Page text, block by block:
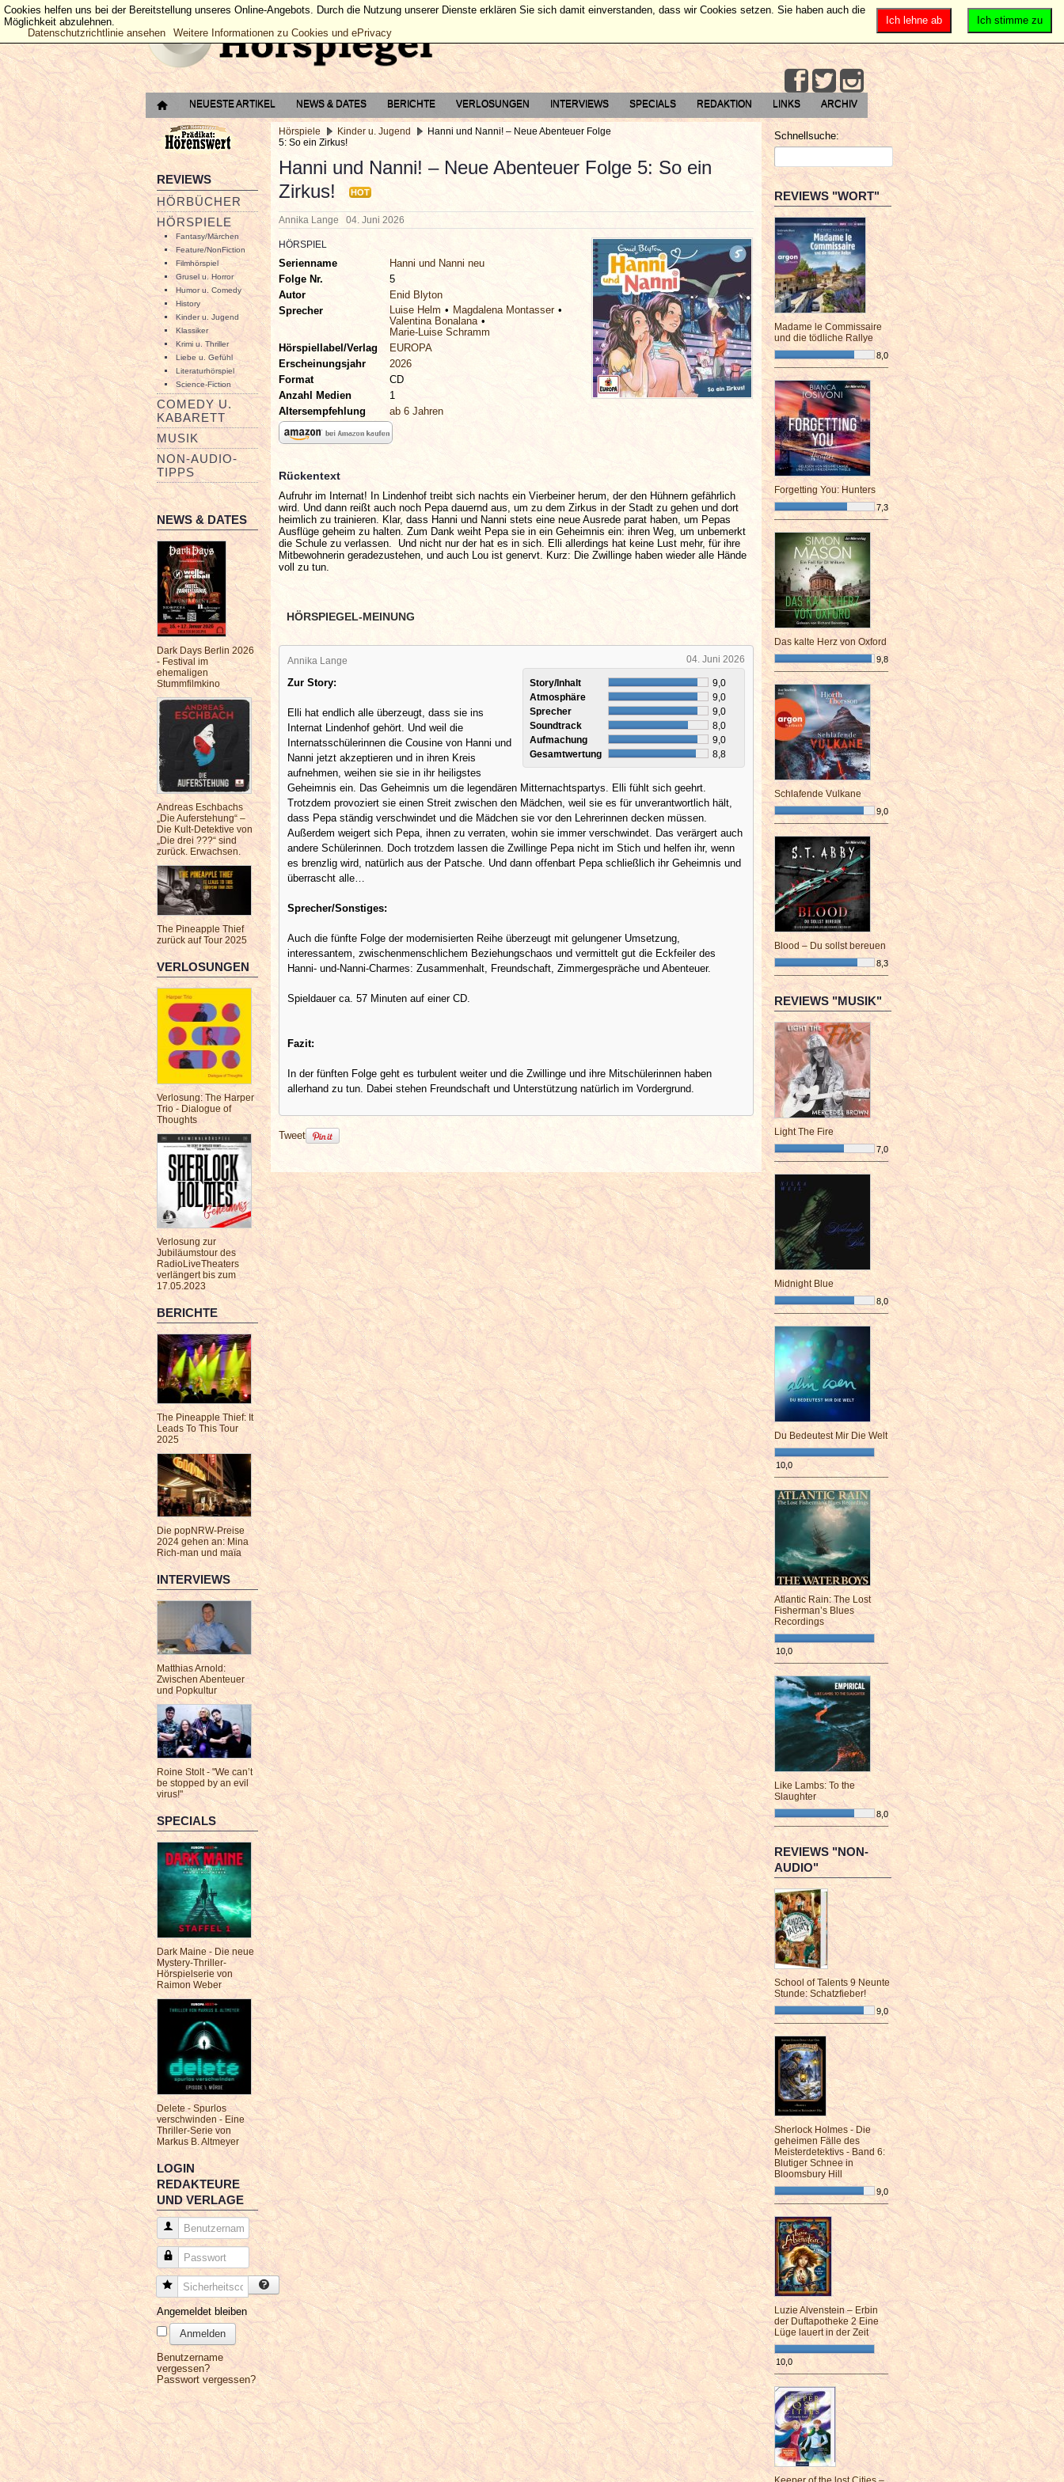
NEUESTE ARTIKEL NEWS & DATES BERICHTE VERLOSUNGEN INTERVIEWS SPECIALS REDAKTION LINKS ARCHIV
REVIEWS
HÖRBÜCHER
HÖRSPIELE
Fantasy/Märchen
Feature/NonFiction
Filmhörspiel
Grusel u. Horror
Humor u. Comedy
History
Kinder u. Jugend
Klassiker
Krimi u. Thriller
Liebe u. Gefühl
Literaturhörspiel
Science-Fiction
COMEDY U.
KABARETT
MUSIK
NON-AUDIO-
TIPPS
NEWS & DATES
Dark Days Berlin 2026
- Festival im
ehemaligen
Stummfilmkino
Andreas Eschbachs
„Die Auferstehung“ –
Die Kult-Detektive von
„Die drei ???“ sind
zurück. Erwachsen.
The Pineapple Thief
zurück auf Tour 2025
VERLOSUNGEN
Verlosung: The Harper
Trio - Dialogue of
Thoughts
Verlosung zur
Jubiläumstour des
RadioLiveTheaters
verlängert bis zum
17.05.2023
BERICHTE
The Pineapple Thief: It
Leads To This Tour
2025
Die popNRW-Preise
2024 gehen an: Mina
Rich-man und maïa
INTERVIEWS
Matthias Arnold:
Zwischen Abenteuer
und Popkultur
Roine Stolt - "We can’t
be stopped by an evil
virus!"
SPECIALS
Dark Maine - Die neue
Mystery-Thriller-
Hörspielserie von
Raimon Weber
Delete - Spurlos
verschwinden - Eine
Thriller-Serie von
Markus B. Altmeyer
LOGIN
REDAKTEURE
UND VERLAGE
Benutzername
Passwort
Sicherheitscode
Angemeldet bleiben
Anmelden
Benutzername
vergessen?
Passwort vergessen?
Hörspiele Kinder u. Jugend
Hanni und Nanni! – Neue Abenteuer Folge
5: So ein Zirkus!
Hanni und Nanni! – Neue Abenteuer Folge 5: So ein
Zirkus!
HOT
Annika Lange 04. Juni 2026
HÖRSPIEL
Serienname
Hanni und Nanni neu
Folge Nr.
5
Autor
Enid Blyton
Sprecher
Luise Helm
Magdalena Montasser
Valentina Bonalana
Marie-Luise Schramm
Hörspiellabel/Verlag
EUROPA
Erscheinungsjahr
2026
Format
CD
Anzahl Medien
1
Altersempfehlung
ab 6 Jahren
Rückentext
Aufruhr im Internat! In Lindenhof treibt sich nachts ein Vierbeiner herum, der den Hühnern gefährlich
wird. Und dann reißt auch noch Pepa dauernd aus, um zu dem Zirkus in der Stadt zu gehen und dort
heimlich zu trainieren. Klar, dass Hanni und Nanni stets eine neue Ausrede parat haben, um Pepas
Ausflüge geheim zu halten. Zum Dank weiht Pepa sie in ein Geheimnis ein: ihren Weg, um unbemerkt
die Schule zu verlassen. Und nicht nur der hat es in sich. Elli allerdings hat keine Lust mehr, für ihre
Mitbewohnerin geradezustehen, und auch Lou ist genervt. Kurz: Die Zwillinge haben wieder alle Hände
voll zu tun.
HÖRSPIEGEL-MEINUNG
04. Juni 2026
Annika Lange
Story/Inhalt
9,0
Atmosphäre
9,0
Sprecher
9,0
Soundtrack
8,0
Aufmachung
9,0
Gesamtwertung
8,8
Zur Story:
Elli hat endlich alle überzeugt, dass sie ins
Internat Lindenhof gehört. Und weil die
Internatsschülerinnen die Cousine von Hanni und
Nanni jetzt akzeptieren und in ihren Kreis
aufnehmen, weihen sie sie in ihr heiligstes
Geheimnis ein. Das Geheimnis um die legendären Mitternachtspartys. Elli fühlt sich geehrt.
Trotzdem provoziert sie einen Streit zwischen den Mädchen, weil sie es für unverantwortlich hält,
dass Pepa ständig verschwindet und die Mädchen sie vor den Lehrerinnen decken müssen.
Außerdem weigert sich Pepa, ihnen zu verraten, wohin sie immer verschwindet. Das verärgert auch
andere Schülerinnen. Doch trotzdem lassen die Zwillinge Pepa nicht im Stich und helfen ihr, wenn
es brenzlig wird, natürlich aus der Patsche. Und dann offenbart Pepa schließlich ihr Geheimnis und
überrascht alle…
Sprecher/Sonstiges:
Auch die fünfte Folge der modernisierten Reihe überzeugt mit gelungener Umsetzung,
interessantem, zwischenmenschlichem Beziehungschaos und vermittelt gut die Eckfeiler des
Hanni- und-Nanni-Charmes: Zusammenhalt, Freundschaft, Zimmergespräche und Abenteuer.
Spieldauer ca. 57 Minuten auf einer CD.
Fazit:
In der fünften Folge geht es turbulent weiter und die Zwillinge und ihre Mitschülerinnen haben
allerhand zu tun. Dabei stehen Freundschaft und Unterstützung natürlich im Vordergrund.
Tweet
Schnellsuche:
REVIEWS "WORT"
Madame le Commissaire
und die tödliche Rallye
8,0
¯¯¯¯¯¯¯¯¯¯¯¯¯¯¯¯¯¯¯¯¯¯¯¯
Forgetting You: Hunters
7,3
¯¯¯¯¯¯¯¯¯¯¯¯¯¯¯¯¯¯¯¯¯¯¯¯
Das kalte Herz von Oxford
9,8
¯¯¯¯¯¯¯¯¯¯¯¯¯¯¯¯¯¯¯¯¯¯¯¯
Schlafende Vulkane
9,0
¯¯¯¯¯¯¯¯¯¯¯¯¯¯¯¯¯¯¯¯¯¯¯¯
Blood – Du sollst bereuen
8,3
¯¯¯¯¯¯¯¯¯¯¯¯¯¯¯¯¯¯¯¯¯¯¯¯
REVIEWS "MUSIK"
Light The Fire
7,0
¯¯¯¯¯¯¯¯¯¯¯¯¯¯¯¯¯¯¯¯¯¯¯¯
Midnight Blue
8,0
¯¯¯¯¯¯¯¯¯¯¯¯¯¯¯¯¯¯¯¯¯¯¯¯
Du Bedeutest Mir Die Welt
10,0
¯¯¯¯¯¯¯¯¯¯¯¯¯¯¯¯¯¯¯¯¯¯¯¯
Atlantic Rain: The Lost
Fisherman’s Blues
Recordings
10,0
¯¯¯¯¯¯¯¯¯¯¯¯¯¯¯¯¯¯¯¯¯¯¯¯
Like Lambs: To the
Slaughter
8,0
¯¯¯¯¯¯¯¯¯¯¯¯¯¯¯¯¯¯¯¯¯¯¯¯
REVIEWS "NON-
AUDIO"
School of Talents 9 Neunte
Stunde: Schatzfieber!
9,0
¯¯¯¯¯¯¯¯¯¯¯¯¯¯¯¯¯¯¯¯¯¯¯¯
Sherlock Holmes - Die
geheimen Fälle des
Meisterdetektivs - Band 6:
Blutiger Schnee in
Bloomsbury Hill
9,0
¯¯¯¯¯¯¯¯¯¯¯¯¯¯¯¯¯¯¯¯¯¯¯¯
Luzie Alvenstein – Erbin
der Duftapotheke 2 Eine
Lüge lauert in der Zeit
10,0
¯¯¯¯¯¯¯¯¯¯¯¯¯¯¯¯¯¯¯¯¯¯¯¯
Ich stimme zu
Ich lehne ab
Cookies helfen uns bei der Bereitstellung unseres Online-Angebots. Durch die Nutzung unserer Dienste erklären Sie sich damit einverstanden, dass wir Cookies setzen. Sie haben auch die
Möglichkeit abzulehnen.
Datenschutzrichtlinie ansehen
Weitere Informationen zu Cookies und ePrivacy